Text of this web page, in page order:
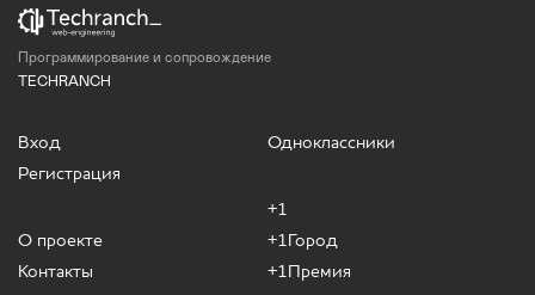
Программирование и сопровождение
TECHRANCH
Вход
Регистрация
О проекте
Контакты
Одноклассники
+1
+1Город
+1Премия